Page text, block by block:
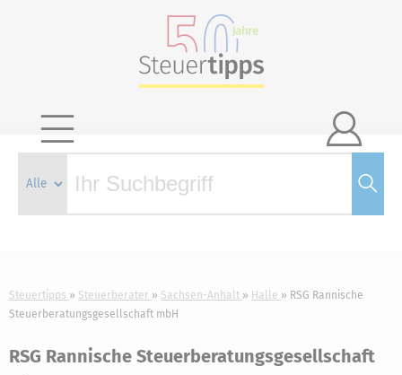

Steuertipps Steuerberater Sachsen-Anhalt Halle
RSG Rannische
Steuerberatungsgesellschaft mbH
RSG Rannische Steuerberatungsgesellschaft